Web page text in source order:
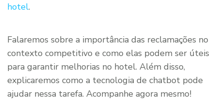
hotel.
Falaremos sobre a importância das reclamações no
contexto competitivo e como elas podem ser úteis
para garantir melhorias no hotel. Além disso,
explicaremos como a tecnologia de chatbot pode
ajudar nessa tarefa. Acompanhe agora mesmo!